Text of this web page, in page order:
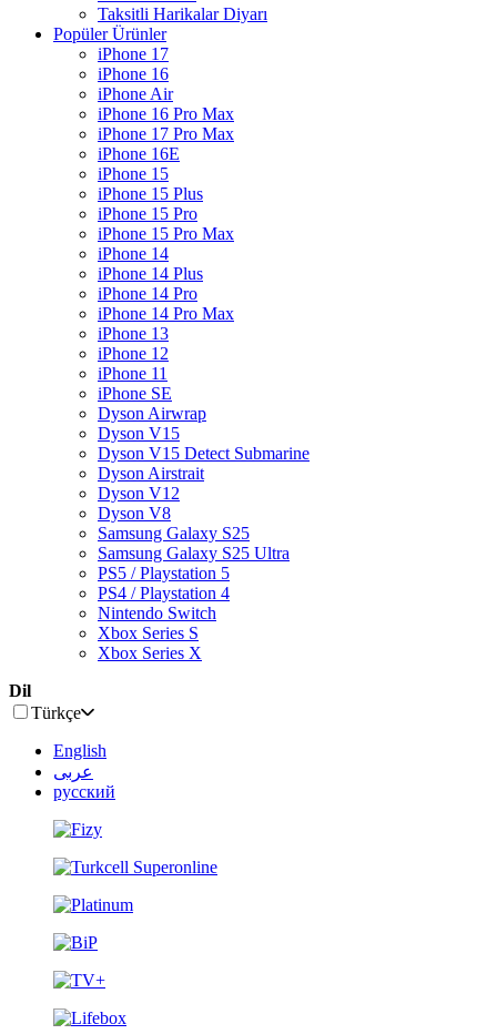
Taksitli Harikalar Diyarı
Popüler Ürünler
iPhone 17
iPhone 16
iPhone Air
iPhone 16 Pro Max
iPhone 17 Pro Max
iPhone 16E
iPhone 15
iPhone 15 Plus
iPhone 15 Pro
iPhone 15 Pro Max
iPhone 14
iPhone 14 Plus
iPhone 14 Pro
iPhone 14 Pro Max
iPhone 13
iPhone 12
iPhone 11
iPhone SE
Dyson Airwrap
Dyson V15
Dyson V15 Detect Submarine
Dyson Airstrait
Dyson V12
Dyson V8
Samsung Galaxy S25
Samsung Galaxy S25 Ultra
PS5 / Playstation 5
PS4 / Playstation 4
Nintendo Switch
Xbox Series S
Xbox Series X
Dil
Türkçe
English
عربى
русский